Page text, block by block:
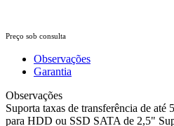
Preço sob consulta
Observações
Garantia
Observações
Suporta taxas de transferência de
para HDD ou SSD SATA de 2,5"